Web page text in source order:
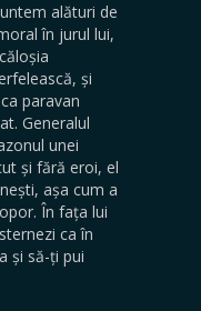
alături de
în jurul lui,
și
paravan
Generalul
unei
și fără eroi, el
așa cum a
În fața lui
ca în
și să-ți pui